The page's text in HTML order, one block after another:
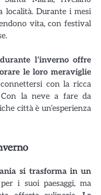
località. Durante i mesi
vita, con festival
l’inverno offre
le loro meraviglie
con la ricca
Con la neve a fare da
città è un’esperienza
si trasforma in un
i suoi paesaggi, ma